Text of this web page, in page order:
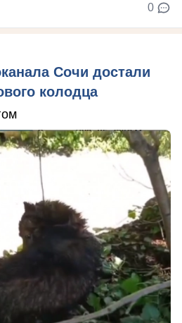
0
Сочи достали
колодца